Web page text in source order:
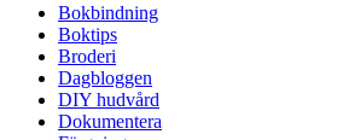
Bokbindning
Boktips
Broderi
Dagbloggen
DIY hudvård
Dokumentera